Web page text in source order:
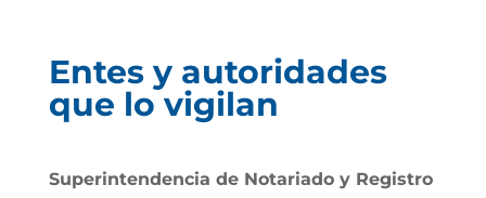
Entes y autoridades
que lo vigilan
Superintendencia de Notariado y Registro